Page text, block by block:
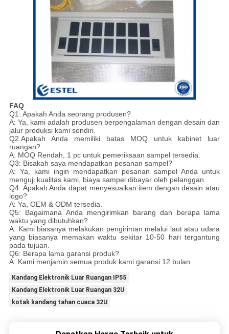
FAQ
Q1: Apakah Anda seorang produsen?
A: Ya, kami adalah produsen berpengalaman dengan desain dan
jalur produksi kami sendiri.
Q2.Apakah Anda memiliki batas MOQ untuk kabinet luar
ruangan?
A: MOQ Rendah, 1 pc untuk pemeriksaan sampel tersedia.
Q3: Bisakah saya mendapatkan pesanan sampel?
A: Ya, kami ingin mendapatkan pesanan sampel Anda untuk
menguji kualitas kami, biaya sampel dibayar oleh pelanggan.
Q4: Apakah Anda dapat menyesuaikan item dengan desain atau
logo?
A: Ya, OEM & ODM tersedia.
Q5: Bagaimana Anda mengirimkan barang dan berapa lama
waktu yang dibutuhkan?
A: Kami biasanya melakukan pengiriman melalui laut atau udara
yang biasanya memakan waktu sekitar 10-50 hari tergantung
pada tujuan.
Q6: Berapa lama garansi produk?
A: Kami menjamin semua produk kami garansi 12 bulan.
Kandang Elektronik Luar Ruangan IP55
Kandang Elektronik Luar Ruangan 32U
kotak kandang tahan cuaca 32U